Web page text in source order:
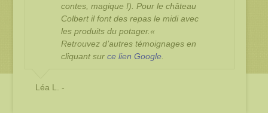
contes, magique !). Pour le château
Colbert il font des repas le midi avec
les produits du potager.«
Retrouvez d’autres témoignages en
cliquant sur ce lien Google.
Léa L. -